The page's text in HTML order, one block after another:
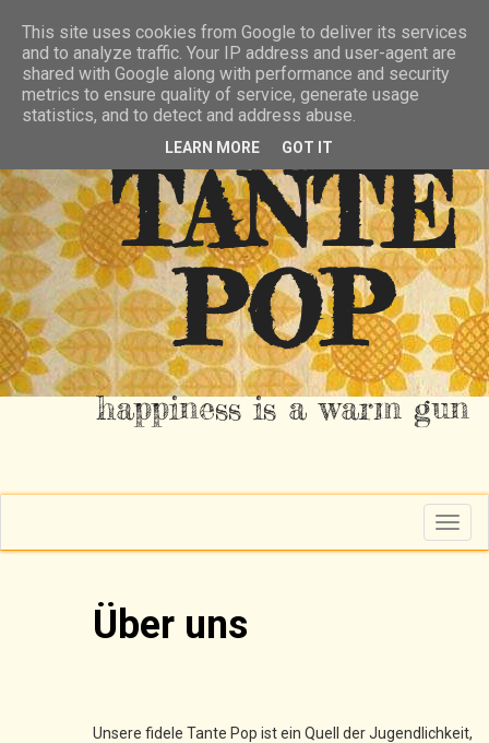
RSS FEED
TANTE
POP
happiness is a warm gun
T
o
g
n
Über uns
Unsere fidele Tante Pop ist ein Quell der Jugendlichkeit,
This site uses cookies from Google to deliver its services
and to analyze traffic. Your IP address and user-agent are
shared with Google along with performance and security
metrics to ensure quality of service, generate usage
statistics, and to detect and address abuse.
LEARN MORE GOT IT